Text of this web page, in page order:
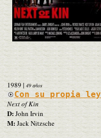
1989 | 49 años
Con su propia ley
Next of Kin
D:John Irvin
M:Jack Nitzsche